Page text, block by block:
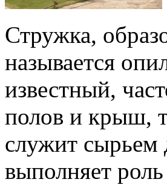
Стружка,
называется
известный,
полов и крыш,
служит сырьем
выполняет